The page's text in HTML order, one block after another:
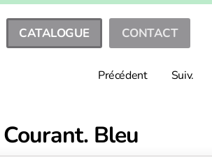
CATALOGUE CONTACT
Précédent Suiv.
Bleu